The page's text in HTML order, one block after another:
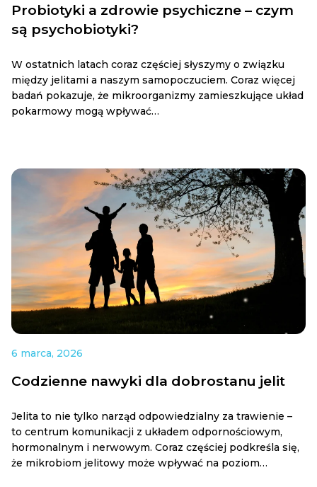
Probiotyki a zdrowie psychiczne – czym
są psychobiotyki?
W ostatnich latach coraz częściej słyszymy o związku
między jelitami a naszym samopoczuciem. Coraz więcej
badań pokazuje, że mikroorganizmy zamieszkujące układ
pokarmowy mogą wpływać…
6 marca, 2026
Codzienne nawyki dla dobrostanu jelit
Jelita to nie tylko narząd odpowiedzialny za trawienie –
to centrum komunikacji z układem odpornościowym,
hormonalnym i nerwowym. Coraz częściej podkreśla się,
że mikrobiom jelitowy może wpływać na poziom…